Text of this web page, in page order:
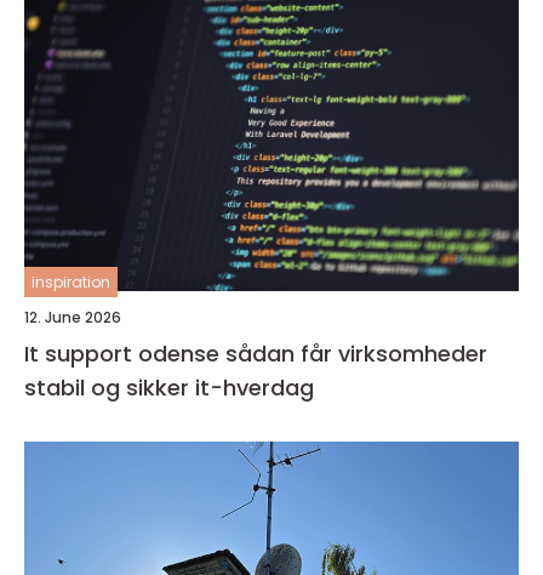
inspiration
12. June 2026
It support odense sådan får virksomheder
stabil og sikker it-hverdag